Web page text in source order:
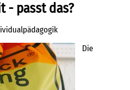
- passt das?
Die